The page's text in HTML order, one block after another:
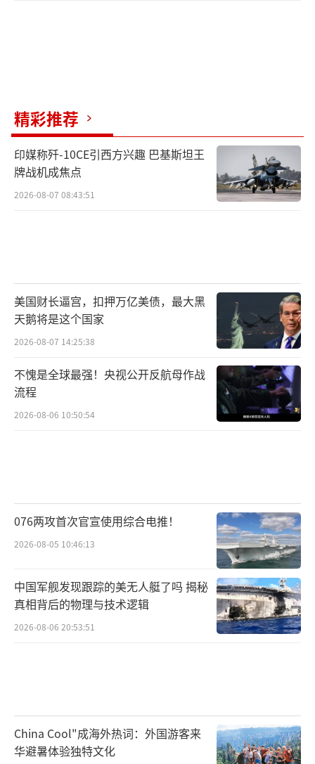
精彩推荐
印媒称歼-10CE引西方兴趣 巴基斯坦王
牌战机成焦点
2026-08-07 08:43:51
美国财长逼宫，扣押万亿美债，最大黑
天鹅将是这个国家
2026-08-07 14:25:38
不愧是全球最强！央视公开反航母作战
流程
2026-08-06 10:50:54
076两攻首次官宣使用综合电推！
2026-08-05 10:46:13
中国军舰发现跟踪的美无人艇了吗 揭秘
真相背后的物理与技术逻辑
2026-08-06 20:53:51
China Cool"成海外热词：外国游客来
华避暑体验独特文化